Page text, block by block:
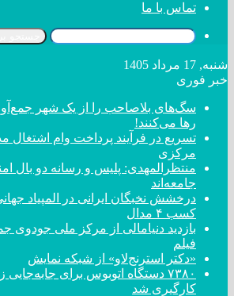
تماس با ما
شنبه, 17 مرداد 1405
خبر فوری
سگ‌های بلاصاحب را از یک شهر
رها می‌کنند!
تسریع در فرآیند پرداخت وام اشتغال
مرکزی
منتظرالمهدی: پلیس و رسانه دو بال
جامعه‌اند
درخشش نخبگان ایرانی در المپیاد
کسب ۴ مدال
بازدید دنیامالی از مرکز ملی جودوی
فیلم
«دکتر استرنج‌لاو» از شبکه نمایش
۷۳۸۰ دستگاه اتوبوس برای جابه‌جایی
کارگیری شد